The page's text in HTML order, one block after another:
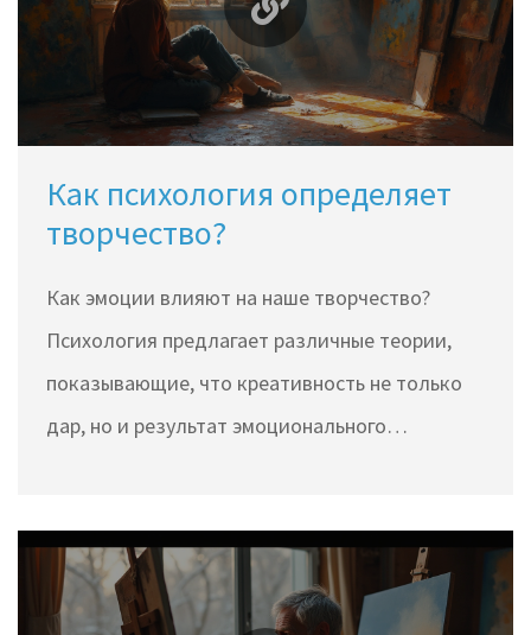
для улучшения своего настроения. Есть даже
интересные факты из истории и практики.
После прочтения у тебя появится чёткое
понимание, как и зачем выражать свои
чувства через искусство.
Как психология определяет
творчество?
Как эмоции влияют на наше творчество?
Психология предлагает различные теории,
показывающие, что креативность не только
дар, но и результат эмоционального
найти свой личный путь к вдохновению? В
статье будут рассмотрены практические